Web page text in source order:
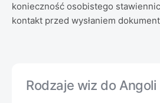
konieczność osobistego
kontakt przed wysłaniem
Rodzaje wiz do Angoli